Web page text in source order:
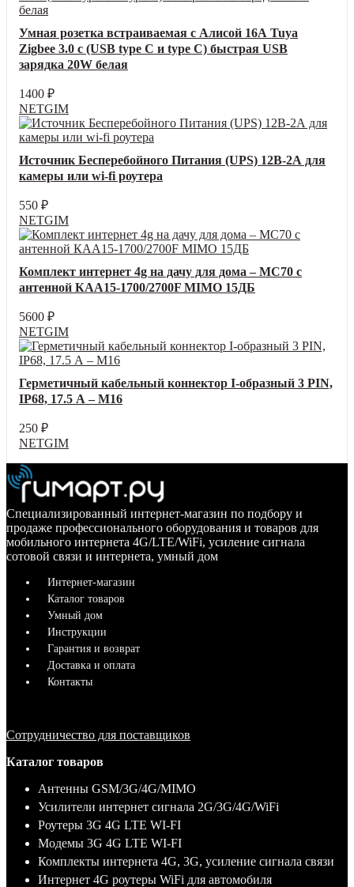
Умная розетка встраиваемая с Алисой 16А Tuya
Zigbee 3.0 с (USB type C и type C) быстрая USB
зарядка 20W белая
1400 ₽
NETGIM
Источник Бесперебойного Питания (UPS) 12В-2А для
камеры или wi-fi роутера
550 ₽
NETGIM
Комплект интернет 4g на дачу для дома – MC70 с
антенной КАА15-1700/2700F MIMO 15ДБ
5600 ₽
NETGIM
Герметичный кабельный коннектор I-образный 3 PIN,
IP68, 17.5 А – М16
250 ₽
NETGIM
Специализированный интернет-магазин по подбору и
продаже профессионального оборудования и товаров для
мобильного интернета 4G/LTE/WiFi, усиление сигнала
сотовой связи и интернета, умный дом
Интернет-магазин
Каталог товаров
Умный дом
Инструкции
Гарантия и возврат
Доставка и оплата
Контакты
Сотрудничество для поставщиков
Каталог товаров
Антенны GSM/3G/4G/MIMO
Усилители интернет сигнала 2G/3G/4G/WiFi
Роутеры 3G 4G LTE WI-FI
Модемы 3G 4G LTE WI-FI
Комплекты интернета 4G, 3G, усиление сигнала связи
Интернет 4G роутеры WiFi для автомобиля